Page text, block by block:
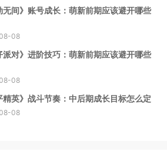
无间》账号成长：萌新前期应该避开哪些
08
派对》进阶技巧：萌新前期应该避开哪些
08
精英》战斗节奏：中后期成长目标怎么定
08